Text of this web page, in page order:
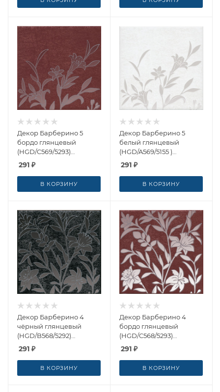
Декор Барберино 5
бордо глянцевый
(HGD/C569/5293)
20x20x0.69 от Kerama
291 ₽
В КОРЗИНУ
Декор Барберино 5
белый глянцевый
(HGD/A569/5155 )
20x20x0.69 от Kerama
291 ₽
В КОРЗИНУ
Декор Барберино 4
чёрный глянцевый
(HGD/B568/5292)
20x20x0.69 от Kerama
291 ₽
В КОРЗИНУ
Декор Барберино 4
бордо глянцевый
(HGD/C568/5293)
20x20x0.69 от Kerama
291 ₽
В КОРЗИНУ